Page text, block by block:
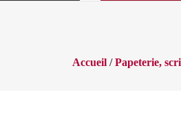
Accueil /Papeterie,